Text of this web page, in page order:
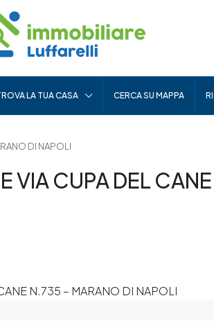
LA TUA CASA CERCA SU MAPPA
DI NAPOLI
CUPA DEL